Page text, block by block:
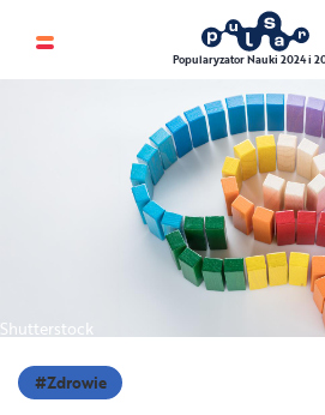
Popularyzator Nauki 2024 i
Shutterstock
Zdrowie